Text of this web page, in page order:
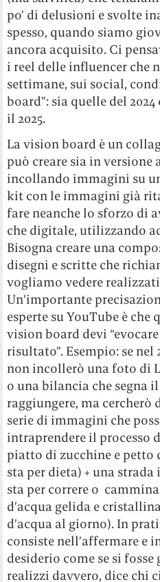
po’ di delusioni e svolte
spesso, quando siamo
ancora acquisito. Ci
i reel delle influencer che
settimane, sui social,
board”: sia quelle del
il 2025.
La vision board è un
può creare sia in
incollando immagini su
kit con le immagini già
fare neanche lo sforzo di
che digitale, utilizzando
Bisogna creare una
disegni e scritte che
vogliamo vedere
Un’importante
esperte su YouTube è
vision board devi
risultato”. Esempio: se nel
non incollerò una foto di
o una bilancia che segna
raggiungere, ma cercherò
serie di immagini che
intraprendere il processo
piatto di zucchine e
sta per dieta) + una
sta per correre o
d’acqua gelida e
d’acqua al giorno). In
consiste nell’affermare e
desiderio come se si
realizzi davvero, dice chi